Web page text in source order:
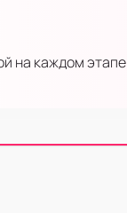
на каждом этапе